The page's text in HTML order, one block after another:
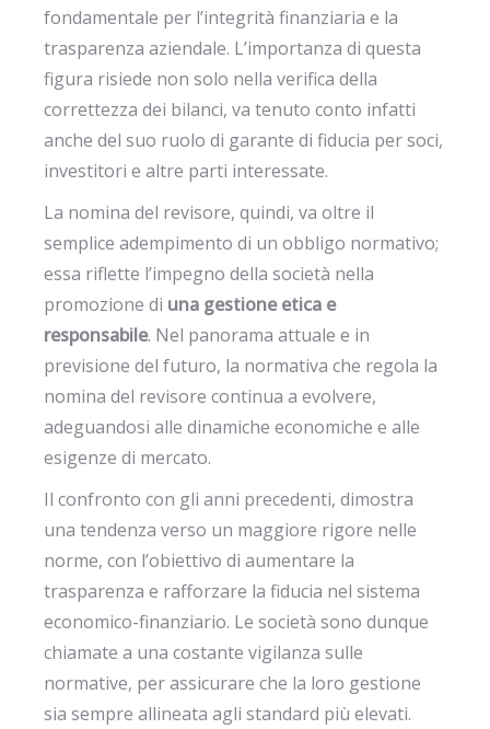
fondamentale per l’integrità finanziaria e la
trasparenza aziendale. L’importanza di questa
figura risiede non solo nella verifica della
correttezza dei bilanci, va tenuto conto infatti
anche del suo ruolo di garante di fiducia per soci,
investitori e altre parti interessate.
La nomina del revisore, quindi, va oltre il
semplice adempimento di un obbligo normativo;
essa riflette l’impegno della società nella
promozione di una gestione etica e
responsabile. Nel panorama attuale e in
previsione del futuro, la normativa che regola la
nomina del revisore continua a evolvere,
adeguandosi alle dinamiche economiche e alle
esigenze di mercato.
Il confronto con gli anni precedenti, dimostra
una tendenza verso un maggiore rigore nelle
norme, con l’obiettivo di aumentare la
trasparenza e rafforzare la fiducia nel sistema
economico-finanziario. Le società sono dunque
chiamate a una costante vigilanza sulle
normative, per assicurare che la loro gestione
sia sempre allineata agli standard più elevati.